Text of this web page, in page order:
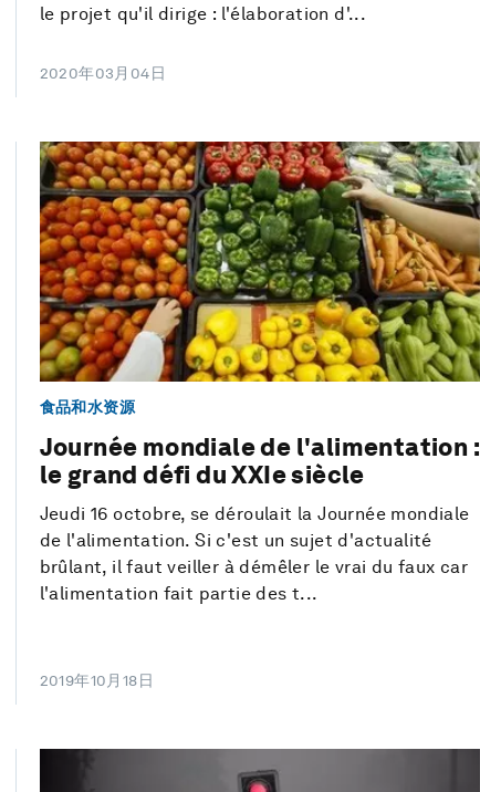
le projet qu'il dirige : l'élaboration d'...
2020年03月04日
食品和水资源
Journée mondiale de l'alimentation :
le grand défi du XXIe siècle
Jeudi 16 octobre, se déroulait la Journée mondiale
de l'alimentation. Si c'est un sujet d'actualité
brûlant, il faut veiller à démêler le vrai du faux car
l'alimentation fait partie des t...
2019年10月18日